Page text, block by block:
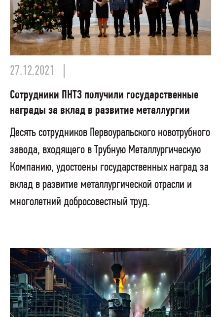
27.12.2021
Сотрудники ПНТЗ получили государственные
награды за вклад в развитие металлургии
Десять сотрудников Первоуральского новотрубного
завода, входящего в Трубную Металлургическую
Компанию, удостоены государственных наград за
вклад в развитие металлургической отрасли и
многолетний добросовестный труд.